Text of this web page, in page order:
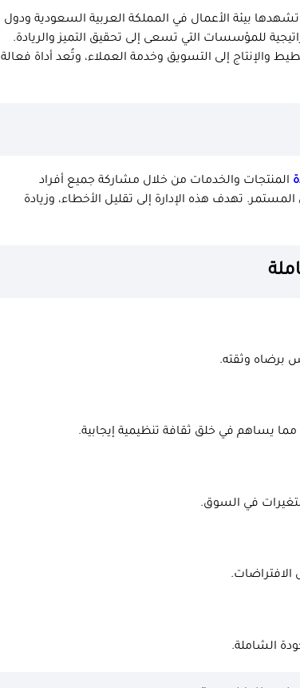
بيئة الأعمال في المملكة العربية السعودية ودول
للمؤسسات التي تسعى إلى تحقيق التميز والريادة.
والإنتاج إلى التسويق وخدمة العملاء، وتُعد أداة فعالة
المنتجات والخدمات من خلال مشاركة جميع أفراد
تهدف هذه الإدارة إلى تقليل الأخطاء، وزيادة
برضاه وثقته.
يساهم في خلق ثقافة تنظيمية إيجابية.
في السوق.
الافتراضات.
الشاملة.